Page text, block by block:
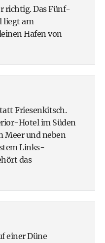
richtig. Das Fünf-
liegt am
Hafen von
Friesenkitsch.
Hotel im Süden
Meer und neben
Links-
das
einer Düne